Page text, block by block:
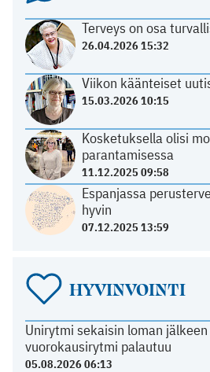
Terveys on osa
26.04.2026 15:32
Viikon käänteiset
15.03.2026 10:15
Kosketuksella olisi
parantamisessa
11.12.2025 09:58
Espanjassa
hyvin
07.12.2025 13:59
HYVINVOINTI
Unirytmi sekaisin loman
vuorokausirytmi palautuu
05.08.2026 06:13